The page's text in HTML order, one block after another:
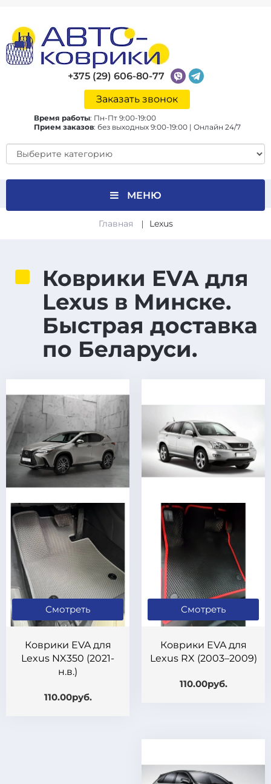
+375 (29) 606-80-77
Заказать звонок
Время работы: Пн-Пт 9:00-19:00
Прием заказов: без выходных 9:00-19:00 | Онлайн 24/7
МЕНЮ
Главная Lexus
Коврики EVA для
Lexus в Минске.
Быстрая доставка
по Беларуси.
Смотреть
Коврики EVA для
Lexus NX350 (2021-
н.в.)
110.00руб.
Смотреть
Коврики EVA для
Lexus RX (2003–2009)
110.00руб.